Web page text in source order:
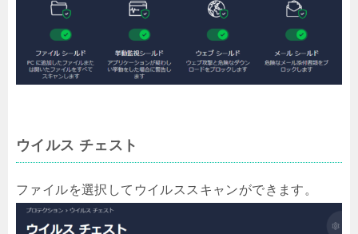
ウイルス チェスト
ファイルを選択してウイルススキャンができます。